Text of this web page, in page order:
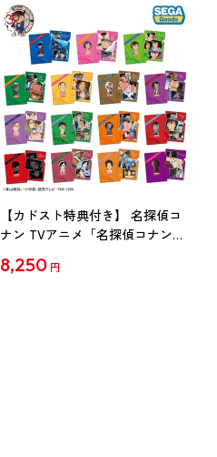
【カドスト特典付き】 名探偵コ
ナン TVアニメ「名探偵コナン」
【1BOX】
8,250 円